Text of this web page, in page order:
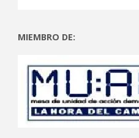
MIEMBRO DE: